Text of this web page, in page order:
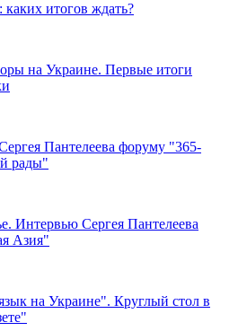
итогов ждать?
на Украине. Первые итоги
Пантелеева форуму "365-
рады"
Интервью Сергея Пантелеева
Азия"
на Украине". Круглый стол в